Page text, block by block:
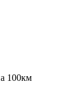
100км